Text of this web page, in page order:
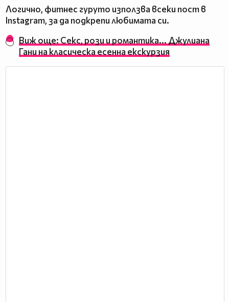
Логично, фитнес гуруто използва всеки пост в
Instagram, за да подкрепи любимата си.
Виж още: Секс, рози и романтика... Джулиана
Гани на класическа есенна екскурзия